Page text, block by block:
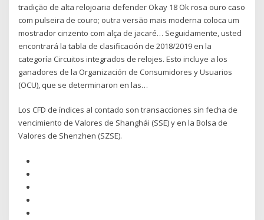
tradição de alta relojoaria defender Okay 18 Ok rosa ouro caso
com pulseira de couro; outra versão mais moderna coloca um
mostrador cinzento com alça de jacaré… Seguidamente, usted
encontrará la tabla de clasificación de 2018/2019 en la
categoría Circuitos integrados de relojes. Esto incluye a los
ganadores de la Organización de Consumidores y Usuarios
(OCU), que se determinaron en las…
Los CFD de índices al contado son transacciones sin fecha de
vencimiento de Valores de Shanghái (SSE) y en la Bolsa de
Valores de Shenzhen (SZSE).